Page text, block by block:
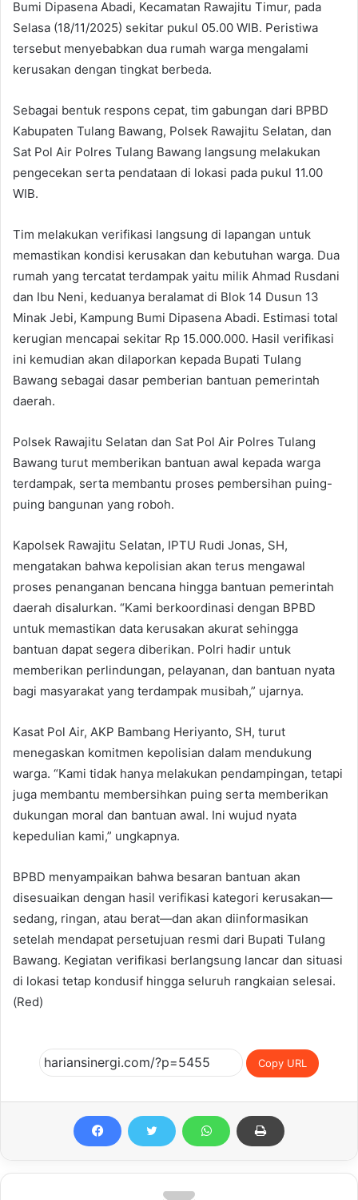
Bumi Dipasena Abadi, Kecamatan Rawajitu Timur, pada
Selasa (18/11/2025) sekitar pukul 05.00 WIB. Peristiwa
tersebut menyebabkan dua rumah warga mengalami
kerusakan dengan tingkat berbeda.
Sebagai bentuk respons cepat, tim gabungan dari BPBD
Kabupaten Tulang Bawang, Polsek Rawajitu Selatan, dan
Sat Pol Air Polres Tulang Bawang langsung melakukan
pengecekan serta pendataan di lokasi pada pukul 11.00
WIB.
Tim melakukan verifikasi langsung di lapangan untuk
memastikan kondisi kerusakan dan kebutuhan warga. Dua
rumah yang tercatat terdampak yaitu milik Ahmad Rusdani
dan Ibu Neni, keduanya beralamat di Blok 14 Dusun 13
Minak Jebi, Kampung Bumi Dipasena Abadi. Estimasi total
kerugian mencapai sekitar Rp 15.000.000. Hasil verifikasi
ini kemudian akan dilaporkan kepada Bupati Tulang
Bawang sebagai dasar pemberian bantuan pemerintah
daerah.
Polsek Rawajitu Selatan dan Sat Pol Air Polres Tulang
Bawang turut memberikan bantuan awal kepada warga
terdampak, serta membantu proses pembersihan puing-
puing bangunan yang roboh.
Kapolsek Rawajitu Selatan, IPTU Rudi Jonas, SH,
mengatakan bahwa kepolisian akan terus mengawal
proses penanganan bencana hingga bantuan pemerintah
daerah disalurkan. “Kami berkoordinasi dengan BPBD
untuk memastikan data kerusakan akurat sehingga
bantuan dapat segera diberikan. Polri hadir untuk
memberikan perlindungan, pelayanan, dan bantuan nyata
bagi masyarakat yang terdampak musibah,” ujarnya.
Kasat Pol Air, AKP Bambang Heriyanto, SH, turut
menegaskan komitmen kepolisian dalam mendukung
warga. “Kami tidak hanya melakukan pendampingan, tetapi
juga membantu membersihkan puing serta memberikan
dukungan moral dan bantuan awal. Ini wujud nyata
kepedulian kami,” ungkapnya.
BPBD menyampaikan bahwa besaran bantuan akan
disesuaikan dengan hasil verifikasi kategori kerusakan—
sedang, ringan, atau berat—dan akan diinformasikan
setelah mendapat persetujuan resmi dari Bupati Tulang
Bawang. Kegiatan verifikasi berlangsung lancar dan situasi
di lokasi tetap kondusif hingga seluruh rangkaian selesai.
(Red)
Copy URL